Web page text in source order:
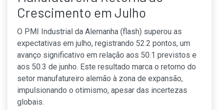
Crescimento em Julho
O PMI Industrial da Alemanha (flash) superou as
expectativas em julho, registrando 52.2 pontos, um
avanço significativo em relação aos 50.1 previstos e
aos 50.3 de junho. Este resultado marca o retorno do
setor manufatureiro alemão à zona de expansão,
impulsionando o otimismo, apesar das incertezas
globais.